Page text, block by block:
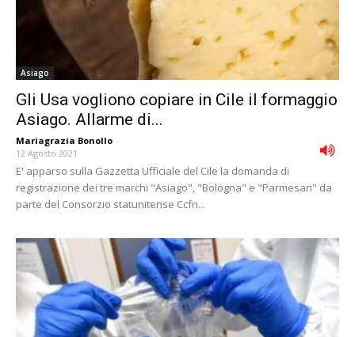
Asiago
Gli Usa vogliono copiare in Cile il formaggio
Asiago. Allarme di...
Mariagrazia Bonollo -
12 Agosto 2021
E' apparso sulla Gazzetta Ufficiale del Cile la domanda di
registrazione dei tre marchi "Asiago", "Bologna" e "Parmesan" da
parte del Consorzio statunitense Ccfn...